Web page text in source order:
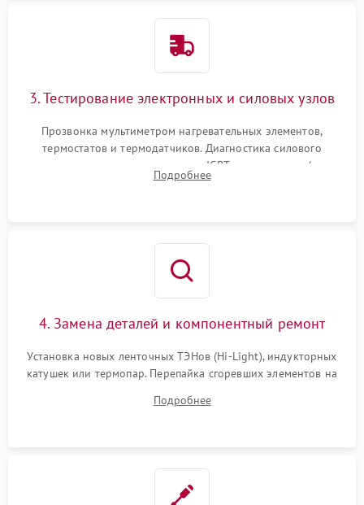
3. Тестирование электронных и силовых узлов
Прозвонка мультиметром нагревательных элементов,
термостатов и термодатчиков. Диагностика силового
модуля, реле, диодных мостов и IGBT-транзисторов (для
индукции). Проверка кранов и газ-контроля (для газовых
Подробнее
4. Замена деталей и компонентный ремонт
Установка новых ленточных ТЭНов (Hi-Light), индукторных
катушек или термопар. Перепайка сгоревших элементов на
дорожек. Очистка контактов и замена поврежденной
Подробнее